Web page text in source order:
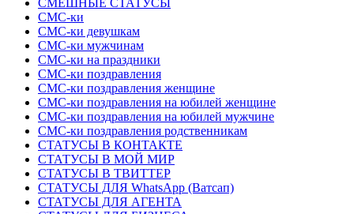
СМЕШНЫЕ СТАТУСЫ
СМС-ки
СМС-ки девушкам
СМС-ки мужчинам
СМС-ки на праздники
СМС-ки поздравления
СМС-ки поздравления женщине
СМС-ки поздравления на юбилей женщине
СМС-ки поздравления на юбилей мужчине
СМС-ки поздравления родственникам
СТАТУСЫ В КОНТАКТЕ
СТАТУСЫ В МОЙ МИР
СТАТУСЫ В ТВИТТЕР
СТАТУСЫ ДЛЯ WhatsApp (Ватсап)
СТАТУСЫ ДЛЯ АГЕНТА